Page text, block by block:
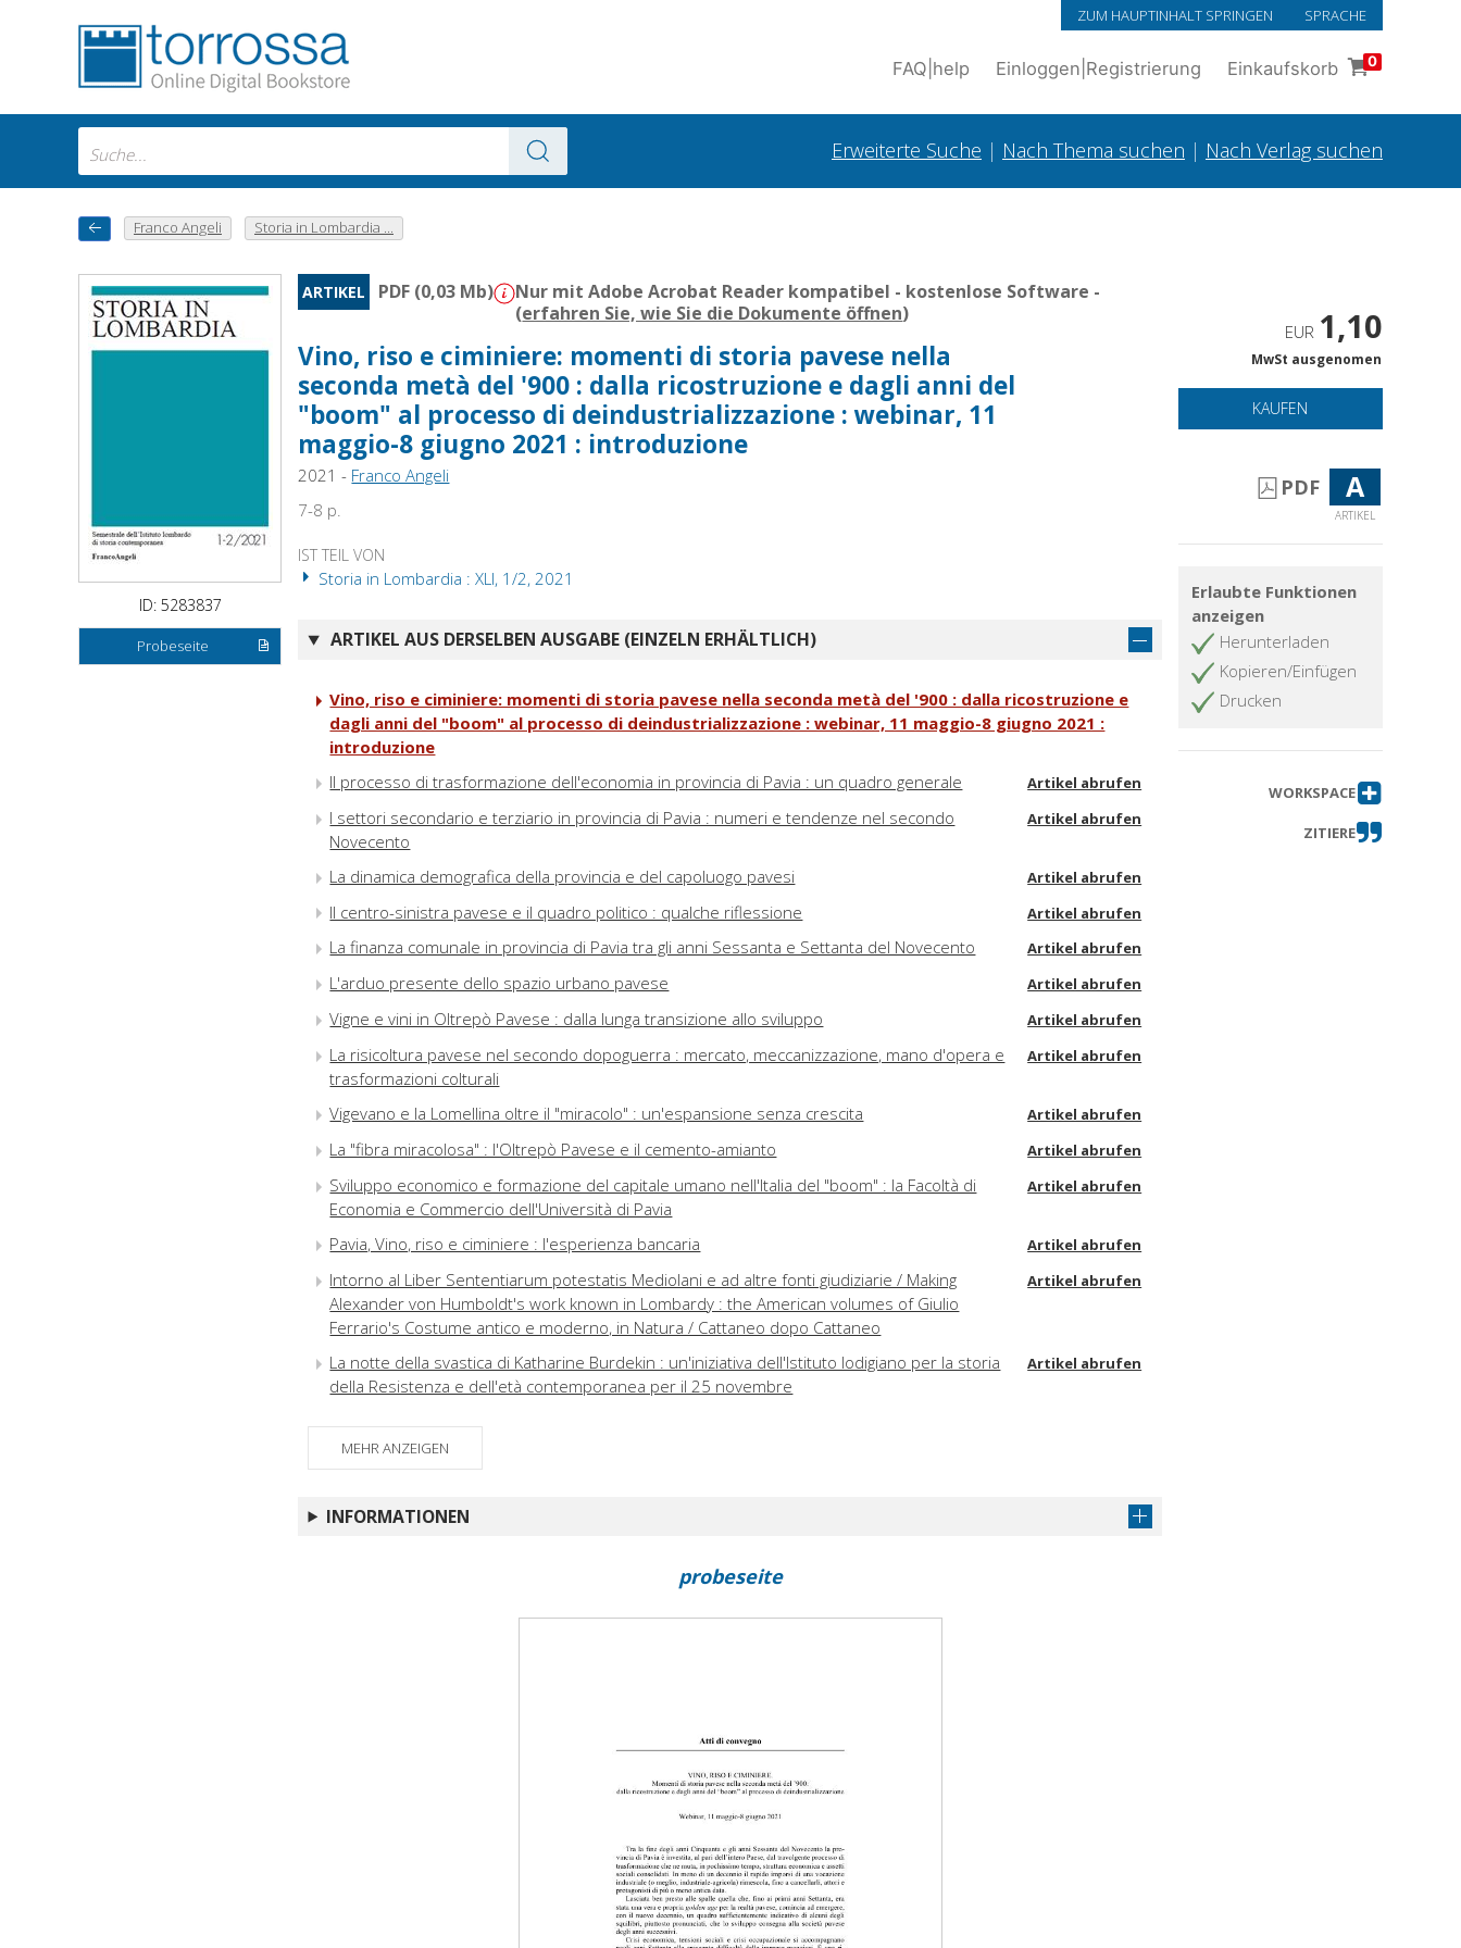
ZUM HAUPTINHALT SPRINGEN SPRACHE
FAQ help Einloggen Registrierung Einkaufskorb 0
Erweiterte Suche | Nach Thema suchen | Nach Verlag suchen
Franco Angeli Storia in Lombardia ...
ID: 5283837
Probeseite
ARTIKEL PDF (0,03 Mb)
Nur mit Adobe Acrobat Reader kompatibel - kostenlose Software -
(erfahren Sie, wie Sie die Dokumente öffnen)
Vino, riso e ciminiere: momenti di storia pavese nella
seconda metà del '900 : dalla ricostruzione e dagli anni del
"boom" al processo di deindustrializzazione : webinar, 11
maggio-8 giugno 2021 : introduzione
2021 - Franco Angeli
7-8 p.
IST TEIL VON
Storia in Lombardia : XLI, 1/2, 2021
ARTIKEL AUS DERSELBEN AUSGABE (EINZELN ERHÄLTLICH)
Vino, riso e ciminiere: momenti di storia pavese nella seconda metà del '900 : dalla ricostruzione e
dagli anni del "boom" al processo di deindustrializzazione : webinar, 11 maggio-8 giugno 2021 :
introduzione
Il processo di trasformazione dell'economia in provincia di Pavia : un quadro generale
Artikel abrufen
I settori secondario e terziario in provincia di Pavia : numeri e tendenze nel secondo
Novecento
Artikel abrufen
La dinamica demografica della provincia e del capoluogo pavesi Artikel abrufen
Il centro-sinistra pavese e il quadro politico : qualche riflessione Artikel abrufen
La finanza comunale in provincia di Pavia tra gli anni Sessanta e Settanta del Novecento Artikel abrufen
L'arduo presente dello spazio urbano pavese Artikel abrufen
Vigne e vini in Oltrepò Pavese : dalla lunga transizione allo sviluppo Artikel abrufen
La risicoltura pavese nel secondo dopoguerra : mercato, meccanizzazione, mano d'opera e
trasformazioni colturali
Artikel abrufen
Vigevano e la Lomellina oltre il "miracolo" : un'espansione senza crescita Artikel abrufen
La "fibra miracolosa" : l'Oltrepò Pavese e il cemento-amianto Artikel abrufen
Sviluppo economico e formazione del capitale umano nell'Italia del "boom" : la Facoltà di
Economia e Commercio dell'Università di Pavia
Artikel abrufen
Pavia, Vino, riso e ciminiere : l'esperienza bancaria Artikel abrufen
Intorno al Liber Sententiarum potestatis Mediolani e ad altre fonti giudiziarie / Making
Alexander von Humboldt's work known in Lombardy : the American volumes of Giulio
Ferrario's Costume antico e moderno, in Natura / Cattaneo dopo Cattaneo
Artikel abrufen
La notte della svastica di Katharine Burdekin : un'iniziativa dell'Istituto lodigiano per la storia
della Resistenza e dell'età contemporanea per il 25 novembre
Artikel abrufen
L'attività dell'Istituto sondriese per la storia della Resistenza e dell'età contemporanea
La moda del Settecento a Palazzo Morando
Ancora su Cristina di Belgioioso : La donna che decise il suo destino, un libro di Pier Luigi
Artikel abrufen
Oltre l'archiviazione : Imberg.db, la banca dati sulle imprese bergamasche dall'Unità al 1978
MEHR ANZEIGEN
INFORMATIONEN
EUR 1,10
MwSt ausgenomen
KAUFEN
PDF A
ARTIKEL
Erlaubte Funktionen
anzeigen
Herunterladen
Kopieren/Einfügen
Drucken
WORKSPACE
ZITIERE
probeseite